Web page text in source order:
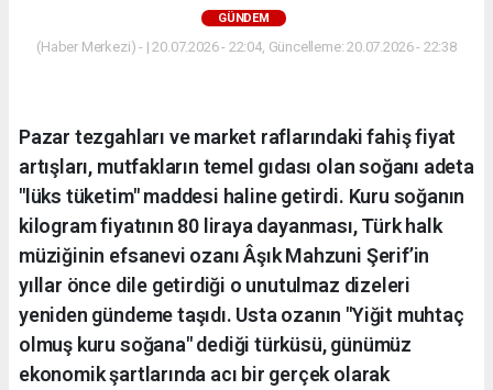
GÜNDEM
(Haber Merkezi) - | 20.07.2026 - 22:04, Güncelleme: 20.07.2026 - 22:38
Pazar tezgahları ve market raflarındaki fahiş fiyat
artışları, mutfakların temel gıdası olan soğanı adeta
"lüks tüketim" maddesi haline getirdi. Kuru soğanın
kilogram fiyatının 80 liraya dayanması, Türk halk
müziğinin efsanevi ozanı Âşık Mahzuni Şerif’in
yıllar önce dile getirdiği o unutulmaz dizeleri
yeniden gündeme taşıdı. Usta ozanın "Yiğit muhtaç
olmuş kuru soğana" dediği türküsü, günümüz
ekonomik şartlarında acı bir gerçek olarak